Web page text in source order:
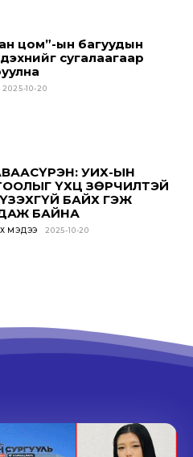
цом”-ын багуудын
сугалаагаар
2025-10-20
УИХ-ЫН
ҮХЦ ЗӨРЧИЛТЭЙ
БАЙХ ГЭЖ
БАЙНА
МЭДЭЭ 2025-10-20